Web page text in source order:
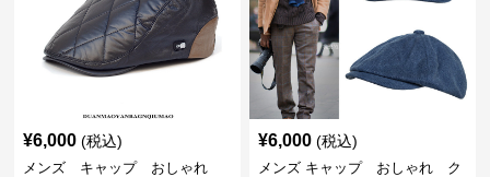
¥6,000 (税込)
メンズ キャップ おしゃれ
¥6,000 (税込)
メンズ キャップ おしゃれ ク